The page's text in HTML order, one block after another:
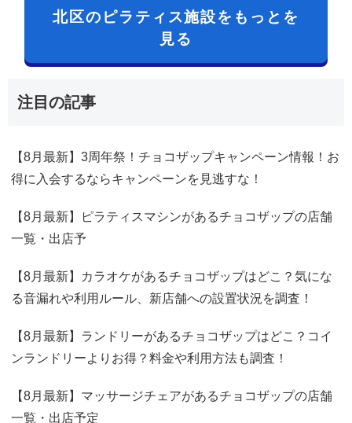
北区のピラティス施設をもっとを
見る
注目の記事
【8月最新】3周年祭！チョコザップキャンペーン情報！お
得に入会するならキャンペーンを見逃すな！
【8月最新】ピラティスマシンがあるチョコザップの店舗
一覧・出店予
【8月最新】カラオケがあるチョコザップはどこ？気にな
る音漏れや利用ルール、新店舗への設置状況を調査！
【8月最新】ランドリーがあるチョコザップはどこ？コイ
ンランドリーよりお得？料金や利用方法も調査！
【8月最新】マッサージチェアがあるチョコザップの店舗
一覧・出店予定